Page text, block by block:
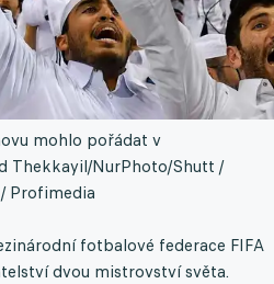
mohlo pořádat v
Thekkayil/NurPhoto/Shutt /
Profimedia
fotbalové federace FIFA
dvou mistrovství světa.